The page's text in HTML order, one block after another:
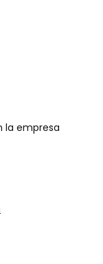
la empresa